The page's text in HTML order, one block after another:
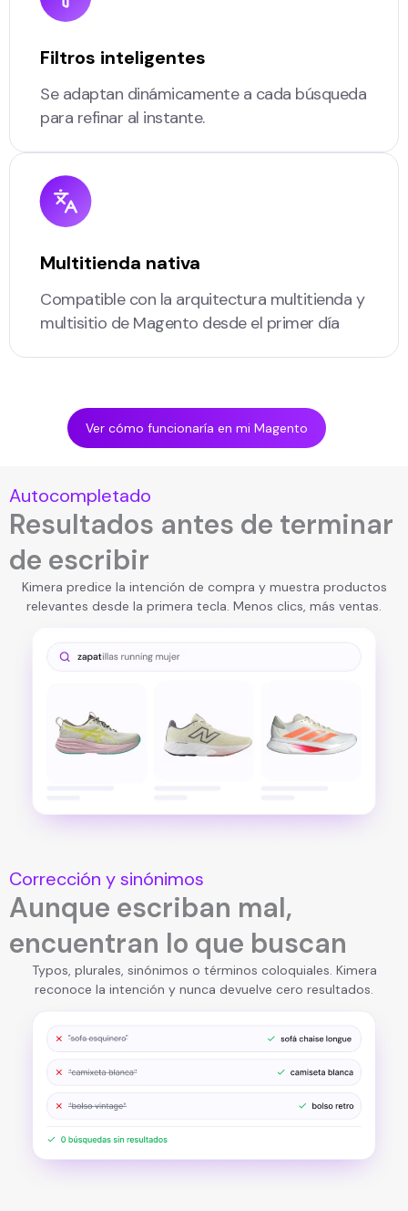
Filtros inteligentes
Se adaptan dinámicamente a cada búsqueda
para refinar al instante.
Multitienda nativa
Compatible con la arquitectura multitienda y
multisitio de Magento desde el primer día
Ver cómo funcionaría en mi Magento
Autocompletado
Resultados antes de terminar
de escribir
Kimera predice la intención de compra y muestra productos
relevantes desde la primera tecla. Menos clics, más ventas.
Corrección y sinónimos
Aunque escriban mal,
encuentran lo que buscan
Typos, plurales, sinónimos o términos coloquiales. Kimera
reconoce la intención y nunca devuelve cero resultados.